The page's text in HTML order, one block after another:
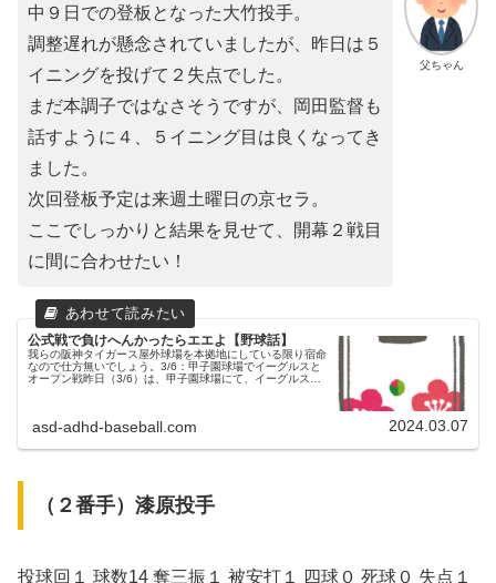
父ちゃん
中９日での登板となった大竹投手。
調整遅れが懸念されていましたが、昨日は５
イニングを投げて２失点でした。
まだ本調子ではなさそうですが、岡田監督も
話すように４、５イニング目は良くなってき
ました。
次回登板予定は来週土曜日の京セラ。
ここでしっかりと結果を見せて、開幕２戦目
に間に合わせたい！
公式戦で負けへんかったらエエよ【野球話】
我らの阪神タイガース屋外球場を本拠地にしている限り宿命
なので仕方無いでしょう。3/6：甲子園球場でイーグルスと
オープン戦昨日（3/6）は、甲子園球場にて、イーグルスと
asd-adhd-baseball.com 2024.03.07
（２番手）漆原投手
投球回１ 球数14 奪三振１ 被安打１ 四球０ 死球０ 失点１